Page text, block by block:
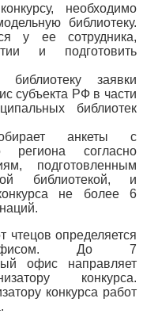
необходимо
библиотеку.
у ее сотрудника,
и подготовить
заявки
субъекта РФ в части
библиотек
анкеты с
региона согласно
подготовленным
библиотекой, и
не более 6
чтецов определяется
офисом. До 7
офис направляет
конкурса.
конкурса работ